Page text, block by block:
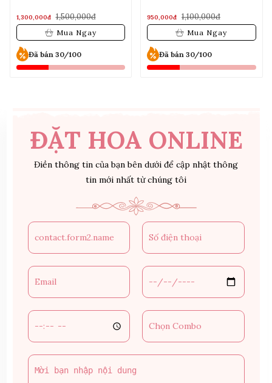
950,000đ 1,100,000đ
Mua Ngay
Đã bán 30/100
1,300,000đ 1,500,000đ
Mua Ngay
Đã bán 30/100
ĐẶT HOA ONLINE
Điền thông tin của bạn bên dưới để cập nhật thông
tin mới nhất từ chúng tôi